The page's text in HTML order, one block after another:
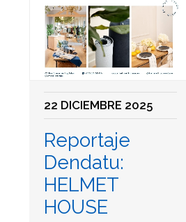
22 DICIEMBRE 2025
Reportaje
Dendatu:
HELMET
HOUSE